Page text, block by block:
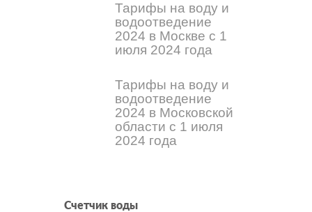
Тарифы на воду и
водоотведение
2024 в Москве с 1
июля 2024 года
Тарифы на воду и
водоотведение
2024 в Московской
области с 1 июля
2024 года
Счетчик воды